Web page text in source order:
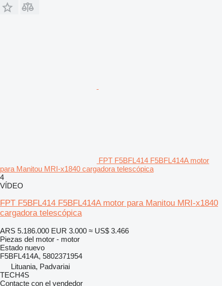
FPT F5BFL414 F5BFL414A motor
para Manitou MRI-x1840 cargadora telescópica
4
VÍDEO
FPT F5BFL414 F5BFL414A motor para Manitou MRI-x1840
cargadora telescópica
ARS 5.186.000 EUR 3.000 ≈ US$ 3.466
Piezas del motor - motor
Estado nuevo
F5BFL414A, 5802371954
Lituania, Padvariai
TECH4S
Contacte con el vendedor